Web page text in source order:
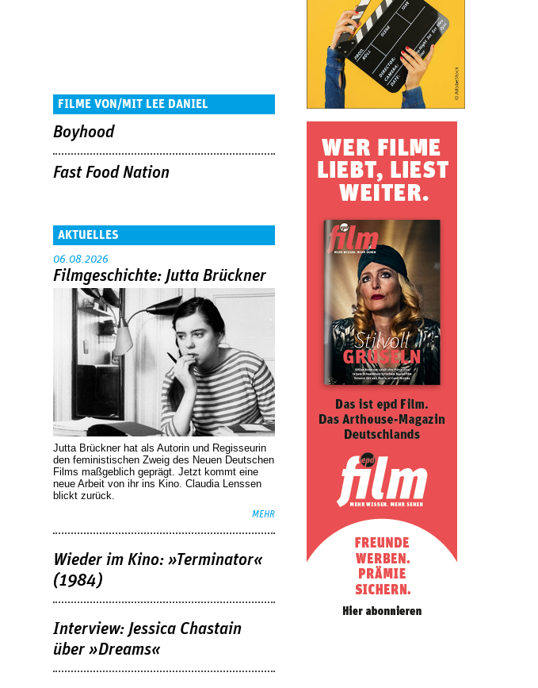
FILME VON/MIT LEE DANIEL
Boyhood
Fast Food Nation
AKTUELLES
06.08.2026
Filmgeschichte: Jutta Brückner
Jutta Brückner hat als Autorin und Regisseurin
den feministischen Zweig des Neuen Deutschen
Films maßgeblich geprägt. Jetzt kommt eine
neue Arbeit von ihr ins Kino. Claudia Lenssen
blickt zurück.
MEHR
Wieder im Kino: »Terminator«
(1984)
Interview: Jessica Chastain
über »Dreams«